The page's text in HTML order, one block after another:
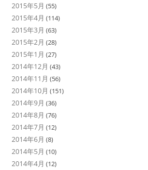
2015年5月 (55)
2015年4月 (114)
2015年3月 (63)
2015年2月 (28)
2015年1月 (27)
2014年12月 (43)
2014年11月 (56)
2014年10月 (151)
2014年9月 (36)
2014年8月 (76)
2014年7月 (12)
2014年6月 (8)
2014年5月 (10)
2014年4月 (12)